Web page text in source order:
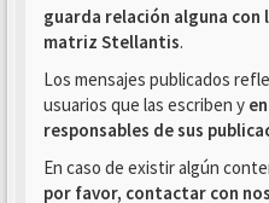
guarda relación alguna con
matriz Stellantis.
Los mensajes publicados
usuarios que las escriben y
responsables de sus
En caso de existir algún
por favor, contactar con